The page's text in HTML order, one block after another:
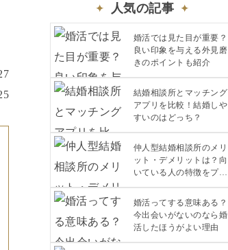
人気の記事
婚活では見た目が重要？
良い印象を与える外見磨
きのポイントも紹介
結婚相談所とマッチング
アプリを比較！結婚しや
すいのはどっち？
仲人型結婚相談所のメリ
ット・デメリットは？向
いている人の特徴をプロ
が解説
婚活ってする意味ある？
今出会いがないのなら婚
活したほうがよい理由